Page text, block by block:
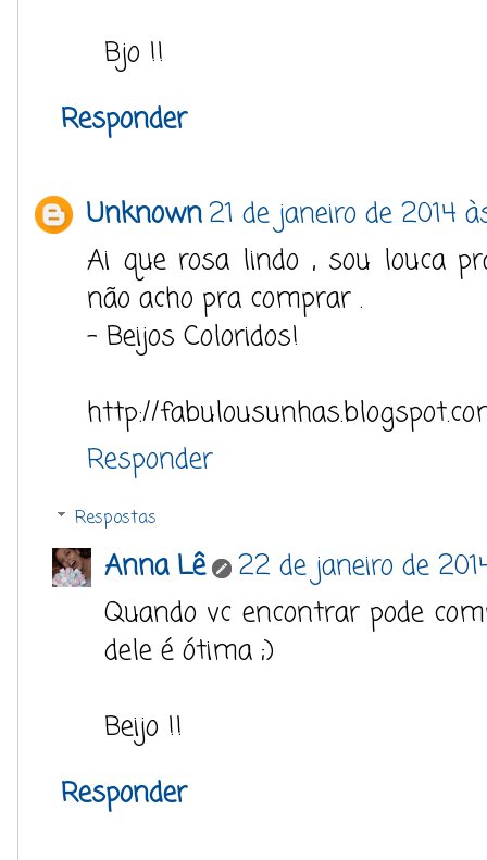
Bjo !!
Responder
Unknown21 de janeiro de 2014
Ai que rosa lindo , sou louca
não acho pra comprar .
- Beijos Coloridos!
http://
Responder
Respostas
Anna Lê
22 de janeiro de
Quando vc encontrar pode
dele é ótima ;)
Beijo !!
Responder